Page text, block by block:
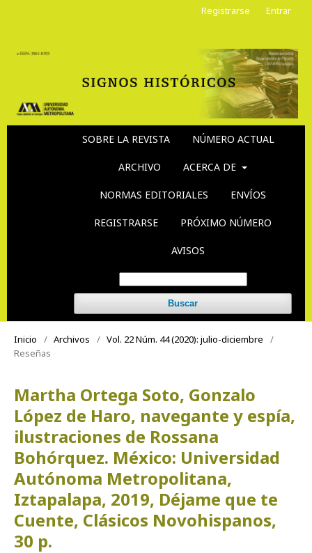
SOBRE LA REVISTA NÚMERO ACTUAL
ARCHIVO ACERCA DE
NORMAS EDITORIALES ENVÍOS
REGISTRARSE PRÓXIMO NÚMERO
AVISOS
Buscar
Registrarse Entrar
Inicio / Archivos / Vol. 22 Núm. 44 (2020): julio-diciembre
/
Reseñas
Martha Ortega Soto, Gonzalo
López de Haro, navegante y espía,
ilustraciones de Rossana
Bohórquez. México: Universidad
Autónoma Metropolitana,
Iztapalapa, 2019, Déjame que te
Cuente, Clásicos Novohispanos,
30 p.